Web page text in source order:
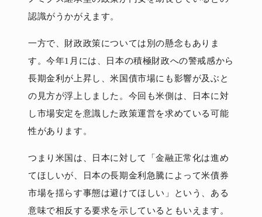
認識がうかがえます。
一方で、財政政策については別の懸念もありま
す。今年1月には、日本の積極財政への警戒感から
長期金利が上昇し、米国債市場にも影響が及ぶと
の見方が浮上しました。今回も米側は、日本に対
し市場安定を意識した政策運営を求めている可能
性があります。
つまり米国は、日本に対して「金融正常化は進め
てほしいが、日本の長期金利急騰によって米債券
市場を揺らす事態は避けてほしい」という、ある
意味で相反する要求を示しているともいえます。